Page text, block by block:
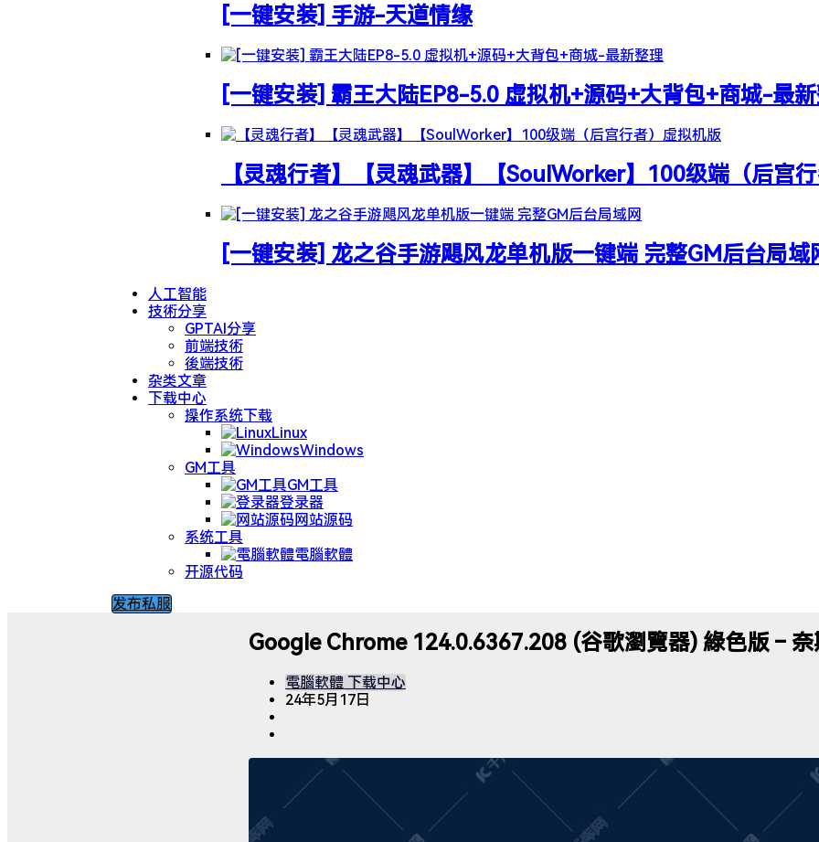
[一键安装] 手游-天道情缘
[一键安装] 霸王大陆EP8-5.0 虚拟机+源码+大背包+商城-最
【灵魂行者】【灵魂武器】【SoulWorker】100级端（后宫
[一键安装] 龙之谷手游飓风龙单机版一键端 完整GM后台局域
人工智能
技術分享
GPTAI分享
前端技術
後端技術
杂类文章
下载中心
操作系统下载
Linux
Windows
GM工具
GM工具
登录器
网站源码
系统工具
電腦軟體
开源代码
发布私服
Google Chrome 124.0.6367.208 (谷歌瀏覽器) 綠色版 –
電腦軟體 下载中心
24年5月17日